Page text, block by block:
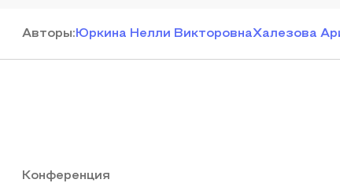
Авторы: Юркина Нелли ВикторовнаХалезова
Конференция